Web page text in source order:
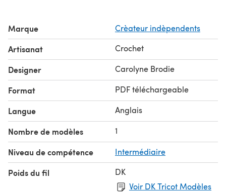
only available in english
Follow me on instagram for my latest pattern updates
@sweetoddityart Follow me on facebook for free
giveaways @ sweet oddity art!
Marque Crèateur indèpendents
Artisanat Crochet
Designer Carolyne Brodie
Format PDF téléchargeable
Langue Anglais
Nombre de modèles 1
Niveau de compétence Intermédiaire
Poids du fil
DK
Voir DK Tricot Modèles